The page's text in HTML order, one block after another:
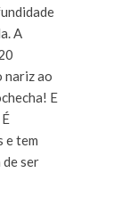
A
nariz ao
E
e tem
de ser